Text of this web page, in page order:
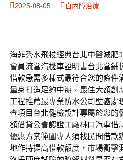
2025-08-05 白內障治療
海菲秀水飛梭經典台北中醫減肥
會員流當汽機車證明書台北當鋪
借款急需多樣式最符合您的條件
量身打造足夠申辦，最佳大額創
工程推薦最專業防水公司壁癌處
查項目 台北健檢設計專屬於您的
額借貸公會認證工廠林口汽車借
優惠方案範圍專人須找民間借款
地作持提高借款額度，市場衝擊